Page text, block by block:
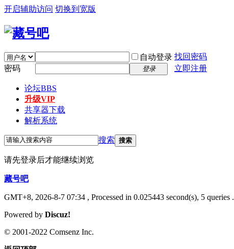
开启辅助访问 切换到宽版
自动登录 找回密码
密码
登录 立即注册
论坛BBS
升级VIP
共享器下载
解析系统
搜索 搜索
请先登录后才能继续浏览
藏号吧
GMT+8, 2026-8-7 07:34 , Processed in 0.025443 second(s), 5 queries .
Powered by Discuz!
© 2001-2022 Comsenz Inc.